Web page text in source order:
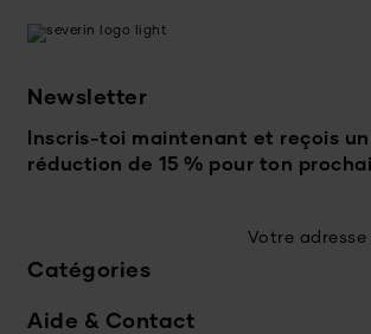
Newsletter
Inscris-toi maintenant et reçois
réduction de 15 % pour ton
Votre adresse
Catégories
Aide & Contact